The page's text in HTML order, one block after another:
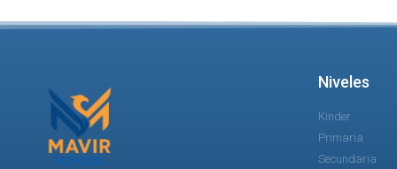
Niveles
Kinder
Primaria
Secundaria